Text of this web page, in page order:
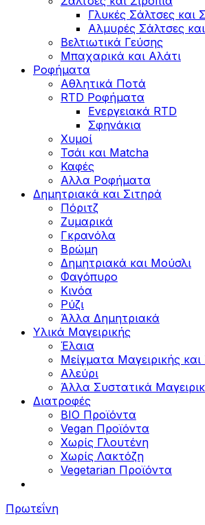
Γλυκές Σάλτσες και
Αλμυρές Σάλτσες
Bελτιωτικά Γεύσης
Μπαχαρικά και Αλάτι
Ροφήματα
Αθλητικά Ποτά
RTD Ροφήματα
Ενεργειακά RTD
Σφηνάκια
Χυμοί
Τσάι και Matcha
Καφές
Αλλα Ροφήματα
Δημητριακά και Σιτηρά
Πόριτζ
Ζυμαρικά
Γκρανόλα
Βρώμη
Δημητριακά και Μούσλι
Φαγόπυρο
Κινόα
Ρύζι
Άλλα Δημητριακά
Υλικά Μαγειρικής
Έλαια
Μείγματα Μαγειρικής
Αλεύρι
Άλλα Συστατικά
Διατροφές
BIO Προϊόντα
Vegan Προϊόντα
Χωρίς Γλουτένη
Χωρίς Λακτόζη
Vegetarian Προϊόντα
Πρωτεΐνη